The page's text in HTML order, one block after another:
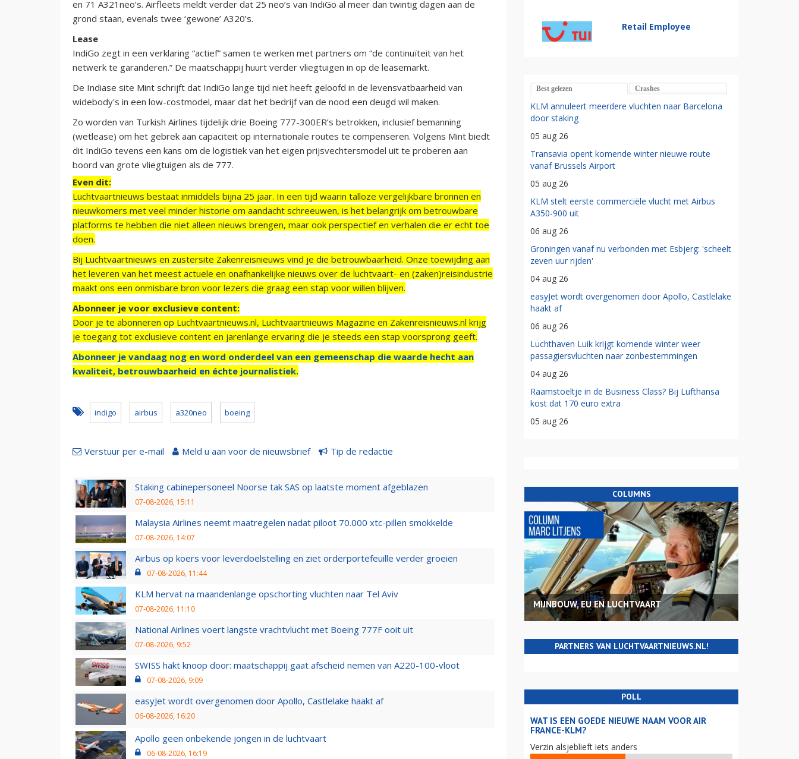
en 71 A321neo’s. Airfleets meldt verder dat 25 neo’s van IndiGo al meer dan twintig dagen aan de
grond staan, evenals twee ‘gewone’ A320’s.
Lease
IndiGo zegt in een verklaring “actief” samen te werken met partners om “de continuïteit van het
netwerk te garanderen.” De maatschappij huurt verder vliegtuigen in op de leasemarkt.
De Indiase site Mint schrijft dat IndiGo lange tijd niet heeft geloofd in de levensvatbaarheid van
widebody's in een low-costmodel, maar dat het bedrijf van de nood een deugd wil maken.
Zo worden van Turkish Airlines tijdelijk drie Boeing 777-300ER’s betrokken, inclusief bemanning
(wetlease) om het gebrek aan capaciteit op internationale routes te compenseren. Volgens Mint biedt
dit IndiGo tevens een kans om de logistiek van het eigen prijsvechtersmodel uit te proberen aan
boord van grote vliegtuigen als de 777.
Even dit:
Luchtvaartnieuws bestaat inmiddels bijna 25 jaar. In een tijd waarin talloze vergelijkbare bronnen en
nieuwkomers met veel minder historie om aandacht schreeuwen, is het belangrijk om betrouwbare
platforms te hebben die niet alleen nieuws brengen, maar ook perspectief en verhalen die er echt toe
doen.
Bij Luchtvaartnieuws en zustersite Zakenreisnieuws vind je die betrouwbaarheid. Onze toewijding aan
het leveren van het meest actuele en onafhankelijke nieuws over de luchtvaart- en (zaken)reisindustrie
maakt ons een onmisbare bron voor lezers die graag een stap voor willen blijven.
Abonneer je voor exclusieve content:
Door je te abonneren op Luchtvaartnieuws.nl, Luchtvaartnieuws Magazine en Zakenreisnieuws.nl krijg
je toegang tot exclusieve content en jarenlange ervaring die je steeds een stap voorsprong geeft.
Abonneer je vandaag nog en word onderdeel van een gemeenschap die waarde hecht aan
kwaliteit, betrouwbaarheid en échte journalistiek.
indigo airbus a320neo boeing
Verstuur per e-mail Meld u aan voor de nieuwsbrief Tip de redactie
Staking cabinepersoneel Noorse tak SAS op laatste moment afgeblazen
07-08-2026, 15:11
Malaysia Airlines neemt maatregelen nadat piloot 70.000 xtc-pillen smokkelde
07-08-2026, 14:07
Airbus op koers voor leverdoelstelling en ziet orderportefeuille verder groeien
07-08-2026, 11:44
KLM hervat na maandenlange opschorting vluchten naar Tel Aviv
07-08-2026, 11:10
National Airlines voert langste vrachtvlucht met Boeing 777F ooit uit
07-08-2026, 9:52
SWISS hakt knoop door: maatschappij gaat afscheid nemen van A220-100-vloot
07-08-2026, 9:09
easyJet wordt overgenomen door Apollo, Castlelake haakt af
06-08-2026, 16:20
Apollo geen onbekende jongen in de luchtvaart
06-08-2026, 16:19
Retail Employee
Best gelezen Crashes
KLM annuleert meerdere vluchten naar Barcelona
door staking
05 aug 26
Transavia opent komende winter nieuwe route
vanaf Brussels Airport
05 aug 26
KLM stelt eerste commerciële vlucht met Airbus
A350-900 uit
06 aug 26
Groningen vanaf nu verbonden met Esbjerg: 'scheelt
zeven uur rijden'
04 aug 26
easyJet wordt overgenomen door Apollo, Castlelake
haakt af
06 aug 26
Luchthaven Luik krijgt komende winter weer
passagiersvluchten naar zonbestemmingen
04 aug 26
Raamstoeltje in de Business Class? Bij Lufthansa
kost dat 170 euro extra
05 aug 26
COLUMNS
MIJNBOUW, EU EN LUCHTVAART
PARTNERS VAN LUCHTVAARTNIEUWS.NL!
POLL
WAT IS EEN GOEDE NIEUWE NAAM VOOR AIR
FRANCE-KLM?
Verzin alsjeblieft iets anders